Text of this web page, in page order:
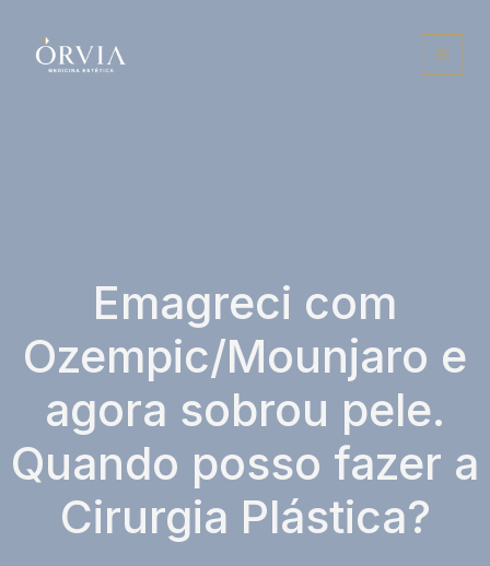
Emagreci com
Ozempic/Mounjaro e
agora sobrou pele.
Quando posso fazer a
Cirurgia Plástica?